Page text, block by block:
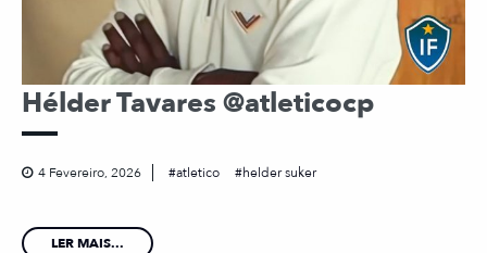
Hélder Tavares @atleticocp
4 Fevereiro, 2026 atletico helder suker
LER MAIS...